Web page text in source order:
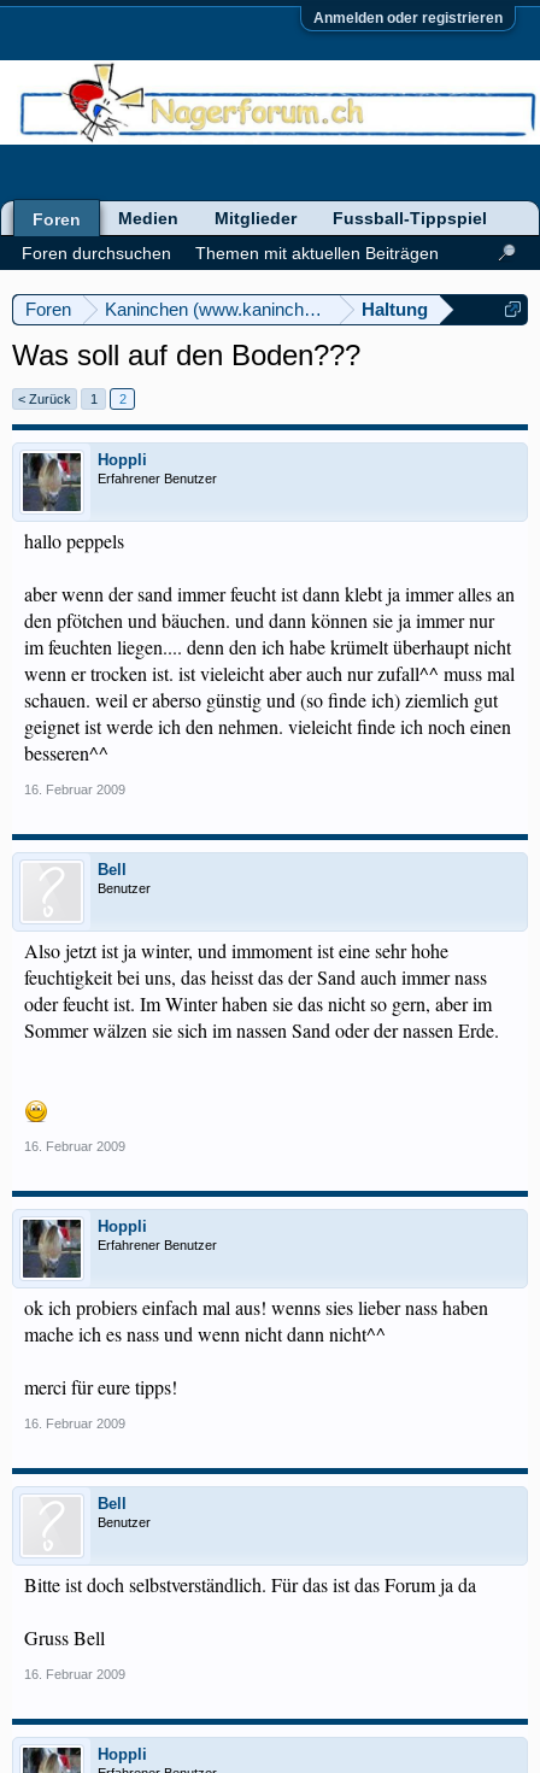
Anmelden oder registrieren
Foren Kaninchen (www.kaninchenforum.ch)
Haltung
Was soll auf den Boden???
< Zurück 1 2
Hoppli
Erfahrener Benutzer
hallo peppels
aber wenn der sand immer feucht ist dann klebt ja immer alles an
den pfötchen und bäuchen. und dann können sie ja immer nur
im feuchten liegen.... denn den ich habe krümelt überhaupt nicht
wenn er trocken ist. ist vieleicht aber auch nur zufall^^ muss mal
schauen. weil er aberso günstig und (so finde ich) ziemlich gut
geignet ist werde ich den nehmen. vieleicht finde ich noch einen
besseren^^
16. Februar 2009
Bell
Benutzer
Also jetzt ist ja winter, und immoment ist eine sehr hohe
feuchtigkeit bei uns, das heisst das der Sand auch immer nass
oder feucht ist. Im Winter haben sie das nicht so gern, aber im
Sommer wälzen sie sich im nassen Sand oder der nassen Erde.
16. Februar 2009
Hoppli
Erfahrener Benutzer
ok ich probiers einfach mal aus! wenns sies lieber nass haben
mache ich es nass und wenn nicht dann nicht^^
merci für eure tipps!
16. Februar 2009
Bell
Benutzer
Bitte ist doch selbstverständlich. Für das ist das Forum ja da
Gruss Bell
16. Februar 2009
Hoppli
Foren
Foren durchsuchen
Themen mit aktuellen Beiträgen
Medien Mitglieder Fussball-Tippspiel